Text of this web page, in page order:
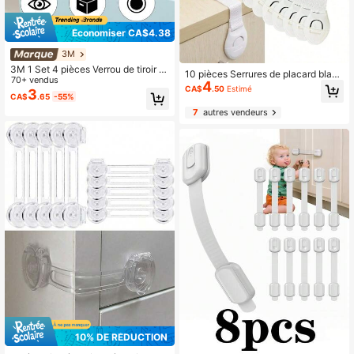
Économiser CA$4.38
3M
3M 1 Set 4 pièces Verrou de tiroir p
our enfants anti-pincement, verrou
de poignée de tiroir
70+ vendus
CA$3.65 -55%
10% DE RÉDUCTION
10 pièces Serrures de placard blanc
hes pour enfants, protecteurs de po
ur bébé, serrures de tiroir de porte d
e placard, serrures de porte en plast
ique, décorations de douche de béb
é, cadeaux pour la famille
CA$4.50 Estimé
7 autres vendeurs